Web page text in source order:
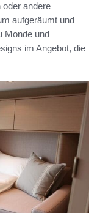
andere
aufgeräumt und
Monde und
im Angebot, die